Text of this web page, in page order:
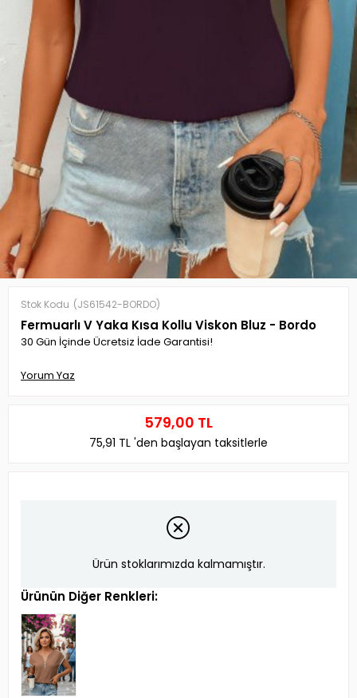
Stok Kodu (JS61542-BORDO)
Fermuarlı V Yaka Kısa Kollu Viskon Bluz - Bordo
30 Gün İçinde Ücretsiz İade Garantisi!
Yorum Yaz
579,00 TL
75,91 TL 'den başlayan taksitlerle
Ürün stoklarımızda kalmamıştır.
Ürünün Diğer Renkleri: